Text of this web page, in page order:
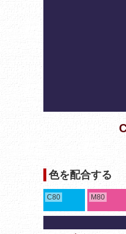
色を配合する
C80 M80